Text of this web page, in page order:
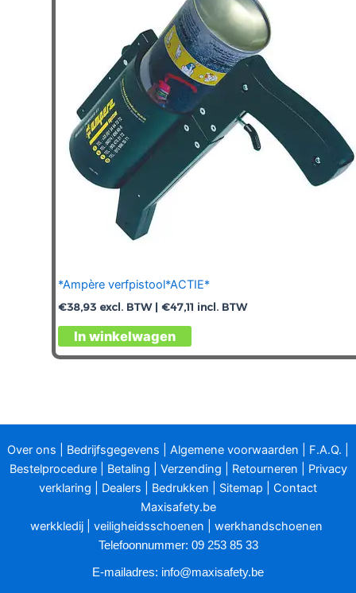
*Ampère verfpistool*ACTIE*
€38,93 excl. BTW | €47,11 incl. BTW
In winkelwagen
Over ons Bedrijfsgegevens Algemene voorwaarden F.A.Q.
Bestelprocedure| Betaling Verzending Retourneren
Privacy
verklaring
Dealers Bedrukken Sitemap
Contact
Maxisafety.be
werkkledij
veiligheidsschoenen werkhandschoenen
Telefoonnummer: 09 253 85 33
E-mailadres: info@maxisafety.be